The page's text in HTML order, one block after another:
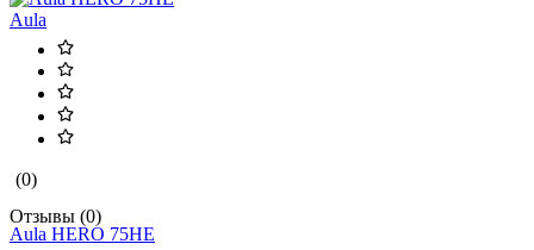
Aula
(0)
Отзывы (0)
Aula HERO 75HE